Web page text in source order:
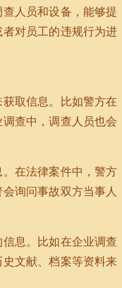
人员和设备，能够提
对员工的违规行为进
取信息。比如警方在
查中，调查人员也会
在法律案件中，警方
询问事故双方当事人
息。比如在企业调查
文献、档案等资料来